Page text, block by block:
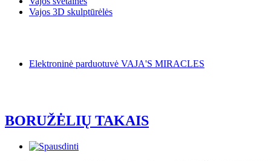
Vajos 3D skulptūrėlės
Elektroninė parduotuvė VAJA'S MIRACLES
BORUŽĖLIŲ TAKAIS